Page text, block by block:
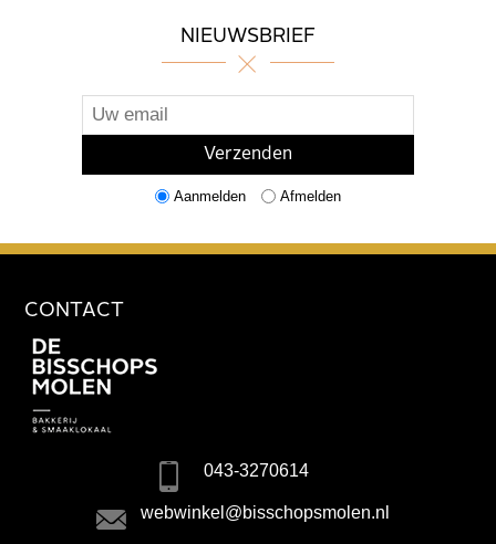
NIEUWSBRIEF
Aanmelden Afmelden
CONTACT
043-3270614
webwinkel@bisschopsmolen.nl